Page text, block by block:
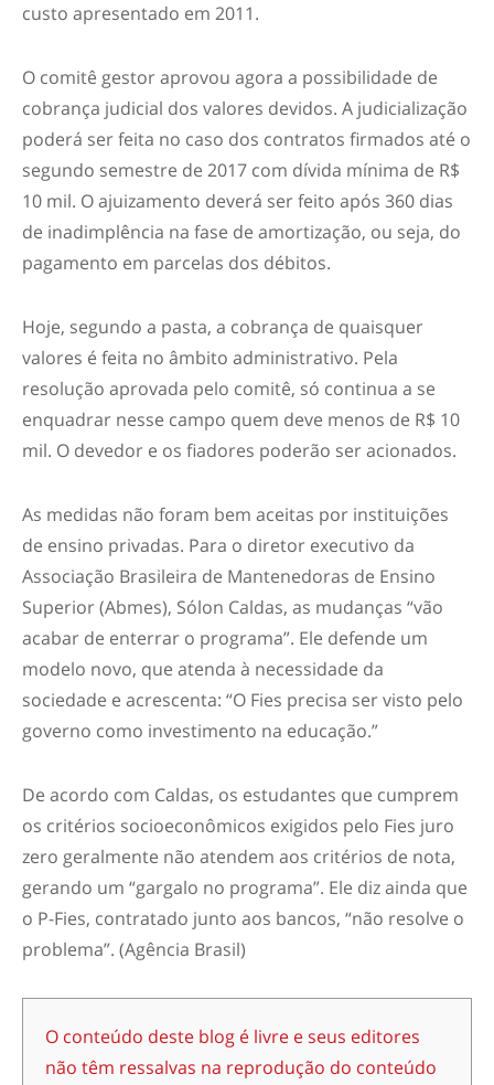
custo apresentado em 2011.
O comitê gestor aprovou agora a possibilidade de
cobrança judicial dos valores devidos. A judicialização
poderá ser feita no caso dos contratos firmados até o
segundo semestre de 2017 com dívida mínima de R$
10 mil. O ajuizamento deverá ser feito após 360 dias
de inadimplência na fase de amortização, ou seja, do
pagamento em parcelas dos débitos.
Hoje, segundo a pasta, a cobrança de quaisquer
valores é feita no âmbito administrativo. Pela
resolução aprovada pelo comitê, só continua a se
enquadrar nesse campo quem deve menos de R$ 10
mil. O devedor e os fiadores poderão ser acionados.
As medidas não foram bem aceitas por instituições
de ensino privadas. Para o diretor executivo da
Associação Brasileira de Mantenedoras de Ensino
Superior (Abmes), Sólon Caldas, as mudanças “vão
acabar de enterrar o programa”. Ele defende um
modelo novo, que atenda à necessidade da
sociedade e acrescenta: “O Fies precisa ser visto pelo
governo como investimento na educação.”
De acordo com Caldas, os estudantes que cumprem
os critérios socioeconômicos exigidos pelo Fies juro
zero geralmente não atendem aos critérios de nota,
gerando um “gargalo no programa”. Ele diz ainda que
o P-Fies, contratado junto aos bancos, “não resolve o
problema”. (Agência Brasil)
O conteúdo deste blog é livre e seus editores
não têm ressalvas na reprodução do conteúdo